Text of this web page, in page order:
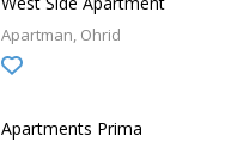
Apartman Ohrid
Apartments Prima